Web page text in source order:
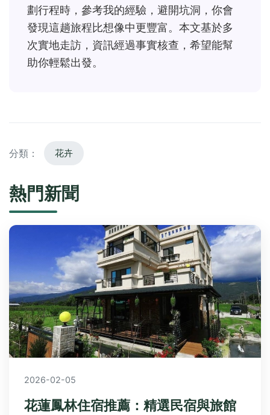
劃行程時，參考我的經驗，避開坑洞，你會
發現這趟旅程比想像中更豐富。本文基於多
次實地走訪，資訊經過事實核查，希望能幫
助你輕鬆出發。
分類： 花卉
熱門新聞
2026-02-05
花蓮鳳林住宿推薦：精選民宿與旅館